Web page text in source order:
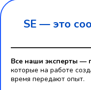
SE — это
Все наши эксперты —
которые на работе
время передают опыт.